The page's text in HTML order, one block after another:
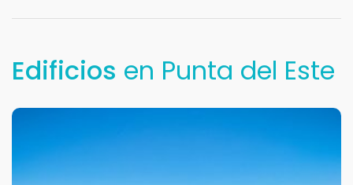
Edificios en Punta del Este